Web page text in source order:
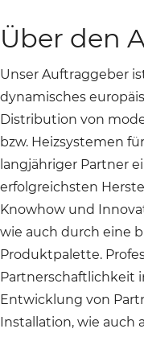
Über den
Unser Auftraggeber
dynamisches
Distribution von
bzw. Heizsystemen
langjähriger Partner
erfolgreichsten
Knowhow und
wie auch durch eine
Produktpalette.
Partnerschaftlichkeit
Entwicklung von
Installation, wie auch